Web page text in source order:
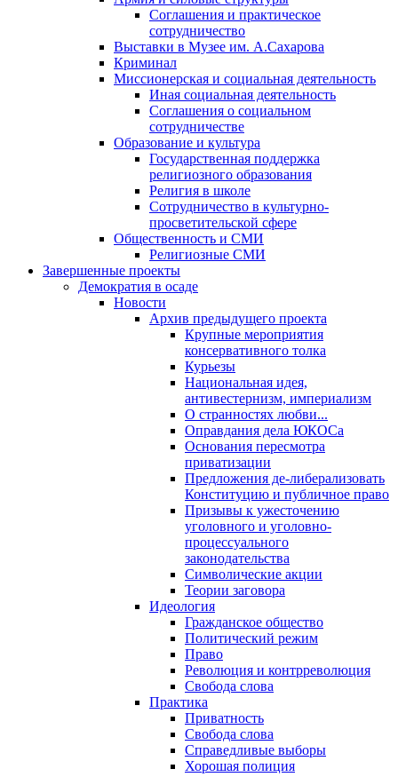
Соглашения и практическое
сотрудничество
Выставки в Музее им. А.Сахарова
Криминал
Миссионерская и социальная деятельность
Иная социальная деятельность
Соглашения о социальном
сотрудничестве
Образование и культура
Государственная поддержка
религиозного образования
Религия в школе
Сотрудничество в культурно-
просветительской сфере
Общественность и СМИ
Религиозные СМИ
Завершенные проекты
Демократия в осаде
Новости
Архив предыдущего проекта
Крупные мероприятия
консервативного толка
Курьезы
Национальная идея,
антивестернизм, империализм
О странностях любви...
Оправдания дела ЮКОСа
Основания пересмотра
приватизации
Предложения де-либерализовать
Конституцию и публичное право
Призывы к ужесточению
уголовного и уголовно-
процессуального
законодательства
Символические акции
Теории заговора
Идеология
Гражданское общество
Политический режим
Право
Революция и контрреволюция
Свобода слова
Практика
Приватность
Свобода слова
Справедливые выборы
Хорошая полиция